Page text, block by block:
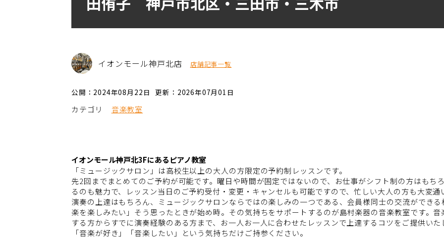
イオンモール神戸北店 店舗記事一覧
公開：2024年08月22日 更新：2026年07月01日
カテゴリ 音楽教室
イオンモール神戸北3Fにあるピアノ教室
「ミュージックサロン」は高校生以上の大人の方限定の予約制レッスンです。
先2回までまとめてのご予約が可能です。曜日や時間が固定ではないので、お仕事がシフト制の方はもち
るのも魅力で、レッスン当日のご予約受付・変更・キャンセルも可能ですので、忙しい大人の方も大変
演奏の上達はもちろん、ミュージックサロンならではの楽しみの一つである、会員様同士の交流ができ
楽を楽しみたい」そう思ったときが始め時。その気持ちをサポートするのが島村楽器の音楽教室です。
する方からすでに演奏経験のある方まで、お一人お一人に合わせたレッスンで上達するコツをご提供い
「音楽が好き」「音楽したい」という気持ちだけご持参ください。